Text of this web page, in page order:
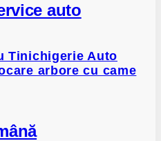
auto
Tinichigerie Auto
arbore cu came